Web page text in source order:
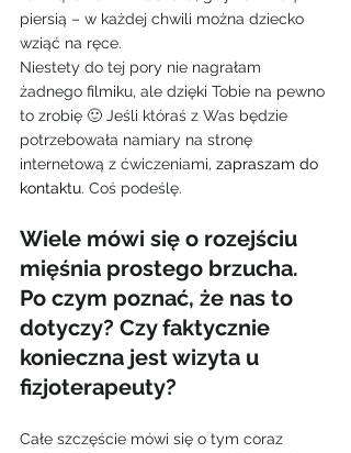
piersią – w każdej chwili można dziecko
wziąć na ręce.
Niestety do tej pory nie nagrałam
żadnego filmiku, ale dzięki Tobie na pewno
to zrobię 🙂 Jeśli któraś z Was będzie
potrzebowała namiary na stronę
internetową z ćwiczeniami, zapraszam do
kontaktu. Coś podeślę.
Wiele mówi się o rozejściu
mięśnia prostego brzucha.
Po czym poznać, że nas to
dotyczy? Czy faktycznie
konieczna jest wizyta u
fizjoterapeuty?
Całe szczęście mówi się o tym coraz